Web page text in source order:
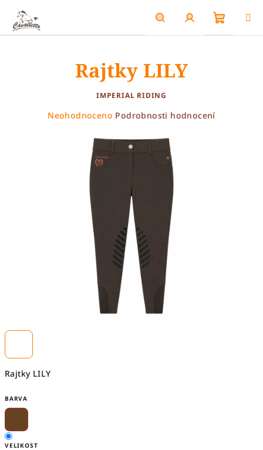
obsah
HledatPřihlášení
Rajtky LILY
BARVA
VELIKOST
Rajtky LILY
IMPERIAL RIDING
Průměrné
hvězdiček.
Neohodnoceno Podrobnosti hodnocení